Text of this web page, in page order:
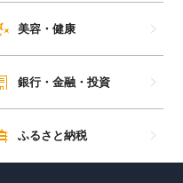
美容・健康
銀行・金融・投資
ふるさと納税